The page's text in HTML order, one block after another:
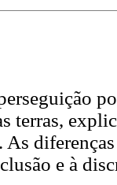
terras,
e à